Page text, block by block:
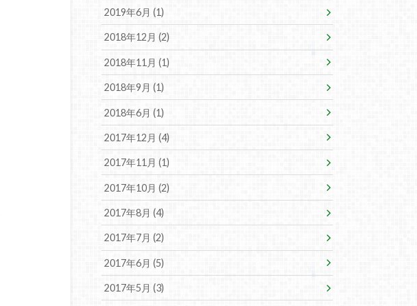
2019年6月 (1)
2018年12月 (2)
2018年11月 (1)
2018年9月 (1)
2018年6月 (1)
2017年12月 (4)
2017年11月 (1)
2017年10月 (2)
2017年8月 (4)
2017年7月 (2)
2017年6月 (5)
2017年5月 (3)